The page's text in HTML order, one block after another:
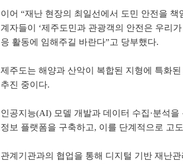
이어 “재난 현장의 최일선에서 도민 안전을
계자들이 ‘제주도민과 관광객의 안전은 우리
응 활동에 임해주길 바란다”고 당부했다.
제주도는 해양과 산악이 복합된 지형에 특화된
추진 중이다.
인공지능(AI) 모델 개발과 데이터 수집·분석을
정보 플랫폼을 구축하고, 이를 단계적으로 고
관계기관과의 협업을 통해 디지털 기반 재난